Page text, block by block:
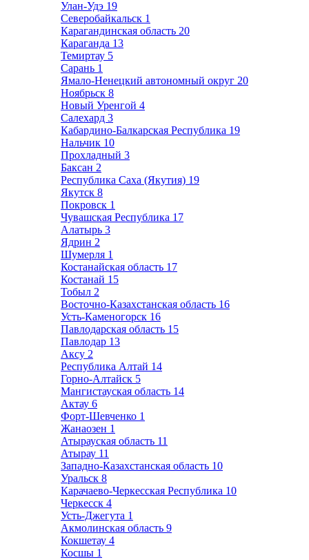
Улан-Удэ 19
Северобайкальск 1
Карагандинская область 20
Караганда 13
Темиртау 5
Сарань 1
Ямало-Ненецкий автономный округ 20
Ноябрьск 8
Новый Уренгой 4
Салехард 3
Кабардино-Балкарская Республика 19
Нальчик 10
Прохладный 3
Баксан 2
Республика Саха (Якутия) 19
Якутск 8
Покровск 1
Чувашская Республика 17
Алатырь 3
Ядрин 2
Шумерля 1
Костанайская область 17
Костанай 15
Тобыл 2
Восточно-Казахстанская область 16
Усть-Каменогорск 16
Павлодарская область 15
Павлодар 13
Аксу 2
Республика Алтай 14
Горно-Алтайск 5
Мангистауская область 14
Актау 6
Форт-Шевченко 1
Жанаозен 1
Атырауская область 11
Атырау 11
Западно-Казахстанская область 10
Уральск 8
Карачаево-Черкесская Республика 10
Черкесск 4
Усть-Джегута 1
Акмолинская область 9
Кокшетау 4
Косшы 1